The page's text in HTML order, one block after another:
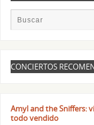
CONCIERTOS
Amyl and the Sniffers:
todo vendido